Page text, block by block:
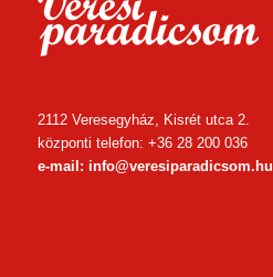
2112 Veresegyház, Kisrét utca 2.
központi telefon: +36 28 200 036
e-mail: info@veresiparadicsom.hu